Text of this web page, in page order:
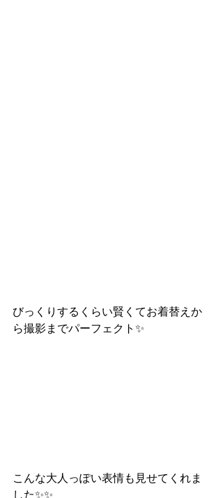
びっくりするくらい賢くてお着替えか
ら撮影までパーフェクト✨
こんな大人っぽい表情も見せてくれま
した✨✨